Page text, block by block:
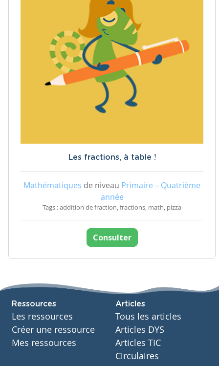
Les fractions, à table !
Mathématiques de niveau Primaire – Quatrième
année
Tags : addition de fraction, fractions, math, pizza
Consulter
Ressources
Les ressources
Créer une ressource
Mes ressources
Articles
Tous les articles
Articles DYS
Articles TIC
Circulaires